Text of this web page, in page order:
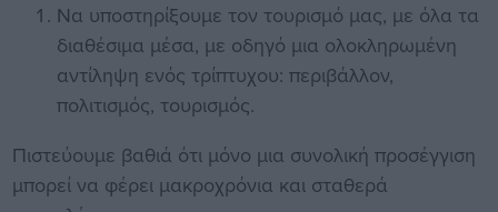
Να υποστηρίξουμε τον τουρισμό μας, με όλα τα
διαθέσιμα μέσα, με οδηγό μια ολοκληρωμένη
αντίληψη ενός τρίπτυχου: περιβάλλον,
πολιτισμός, τουρισμός.
Πιστεύουμε βαθιά ότι μόνο μια συνολική προσέγγιση
μπορεί να φέρει μακροχρόνια και σταθερά